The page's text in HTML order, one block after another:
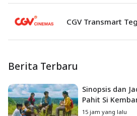
CGV Transmart
Berita Terbaru
Sinopsis dan
Pahit Si
Hilangnya
15 jam yang lalu